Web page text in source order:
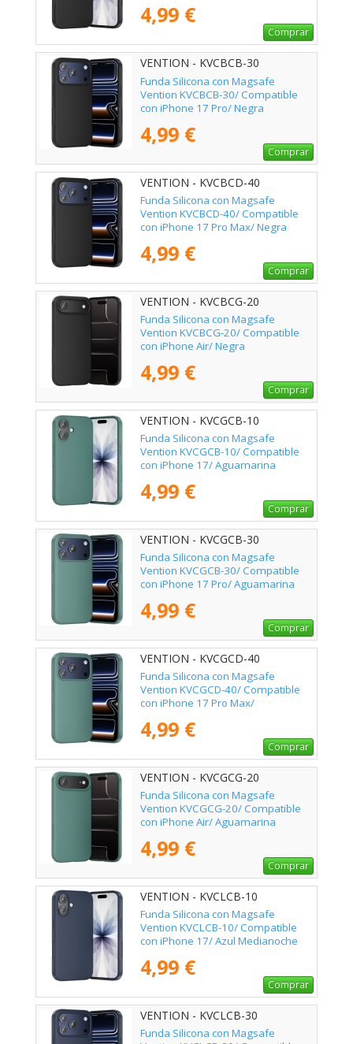
4,99 €
Comprar
VENTION - KVCBCB-30
Funda Silicona con Magsafe
Vention KVCBCB-30/ Compatible
con iPhone 17 Pro/ Negra
4,99 €
Comprar
VENTION - KVCBCD-40
Funda Silicona con Magsafe
Vention KVCBCD-40/ Compatible
con iPhone 17 Pro Max/ Negra
4,99 €
Comprar
VENTION - KVCBCG-20
Funda Silicona con Magsafe
Vention KVCBCG-20/ Compatible
con iPhone Air/ Negra
4,99 €
Comprar
VENTION - KVCGCB-10
Funda Silicona con Magsafe
Vention KVCGCB-10/ Compatible
con iPhone 17/ Aguamarina
4,99 €
Comprar
VENTION - KVCGCB-30
Funda Silicona con Magsafe
Vention KVCGCB-30/ Compatible
con iPhone 17 Pro/ Aguamarina
4,99 €
Comprar
VENTION - KVCGCD-40
Funda Silicona con Magsafe
Vention KVCGCD-40/ Compatible
con iPhone 17 Pro Max/
4,99 €
Comprar
VENTION - KVCGCG-20
Funda Silicona con Magsafe
Vention KVCGCG-20/ Compatible
con iPhone Air/ Aguamarina
4,99 €
Comprar
VENTION - KVCLCB-10
Funda Silicona con Magsafe
Vention KVCLCB-10/ Compatible
con iPhone 17/ Azul Medianoche
4,99 €
Comprar
VENTION - KVCLCB-30
Funda Silicona con Magsafe